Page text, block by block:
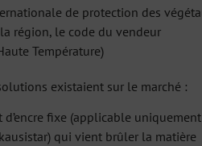
de protection des
région, le code du vendeur
Température)
existaient sur le marché :
d’encre fixe (applicable
qui vient brûler la matière